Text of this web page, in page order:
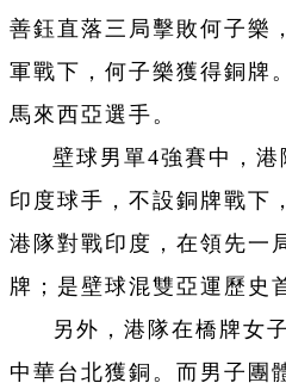
善鈺直落三局擊敗何子樂
軍戰下，何子樂獲得銅牌
馬來西亞選手。
壁球男單4強賽中，
印度球手，不設銅牌戰下
港隊對戰印度，在領先一
牌；是壁球混雙亞運歷史
另外，港隊在橋牌女
中華台北獲銅。而男子團